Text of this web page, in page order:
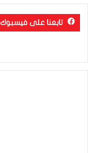
تابعنا على فيسبوك